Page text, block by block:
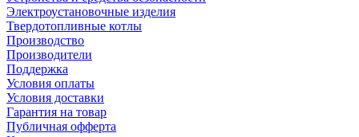
Электроустановочные изделия
Твердотопливные котлы
Производство
Производители
Поддержка
Условия оплаты
Условия доставки
Гарантия на товар
Публичная офферта